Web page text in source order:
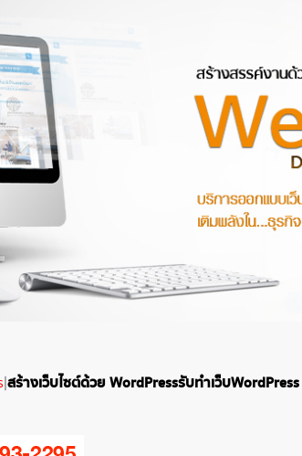
|สร้างเว็บไซต์ด้วย WordPressรับทำเว็บ WordPress